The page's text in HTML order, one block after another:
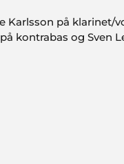
Karlsson på klarinet/
kontrabas og Sven